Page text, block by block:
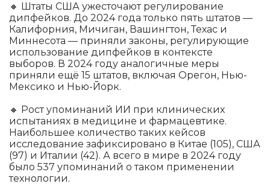
🔸 Штаты США ужесточают регулирование
дипфейков. До 2024 года только пять штатов —
Калифорния, Мичиган, Вашингтон, Техас и
Миннесота — приняли законы, регулирующие
использование дипфейков в контексте
выборов. В 2024 году аналогичные меры
приняли ещё 15 штатов, включая Орегон, Нью-
Мексико и Нью-Йорк.
🔸 Рост упоминаний ИИ при клинических
испытаниях в медицине и фармацевтике.
Наибольшее количество таких кейсов
исследование зафиксировано в Китае (105), США
(97) и Италии (42). А всего в мире в 2024 году
было 537 упоминаний о таком применении
технологии.